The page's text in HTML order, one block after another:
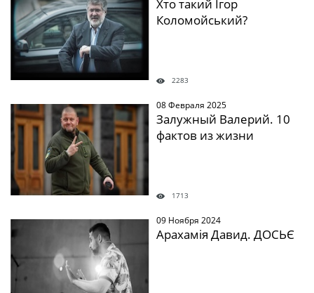
Хто такий Ігор
Коломойський?
2283
08 Февраля 2025
Залужный Валерий. 10
фактов из жизни
1713
09 Ноября 2024
Арахамія Давид. ДОСЬЄ